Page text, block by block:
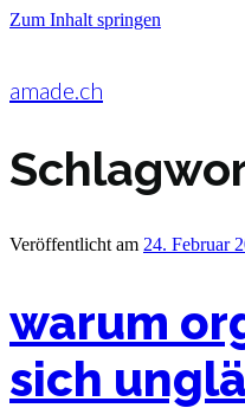
Zum Inhalt springen
amade.ch
Veröffentlicht am 24. Februar
warum
sich